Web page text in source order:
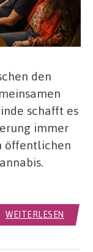
den
schafft es
immer
öffentlichen
WEITERLESEN